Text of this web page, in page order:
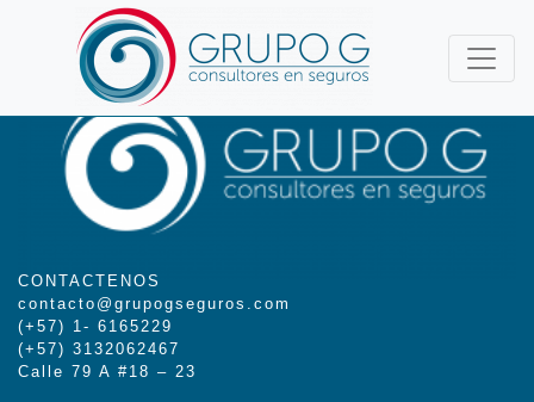
CONTACTENOS
contacto@grupogseguros.com
(+57) 1- 6165229
(+57) 3132062467
Calle 79 A #18 – 23